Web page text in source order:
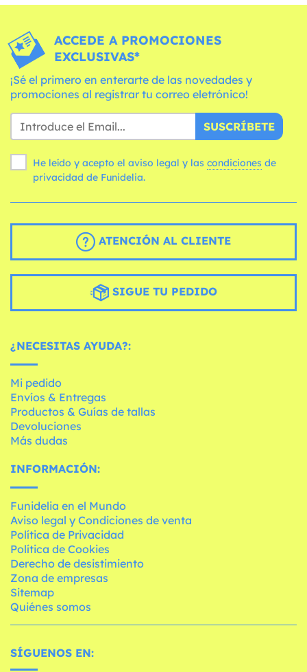
ACCEDE A PROMOCIONES
EXCLUSIVAS*
¡Sé el primero en enterarte de las novedades y
promociones al registrar tu correo eletrónico!
SUSCRÍBETE
He leído y acepto el aviso legal y las condiciones
privacidad de Funidelia.
ATENCIÓN AL CLIENTE
SIGUE TU PEDIDO
¿NECESITAS AYUDA?:
Mi pedido
Envíos & Entregas
Productos & Guías de tallas
Devoluciones
Más dudas
INFORMACIÓN:
Funidelia en el Mundo
Aviso legal y Condiciones de venta
Política de Privacidad
Política de Cookies
Derecho de desistimiento
Zona de empresas
Sitemap
Quiénes somos
SÍGUENOS EN: